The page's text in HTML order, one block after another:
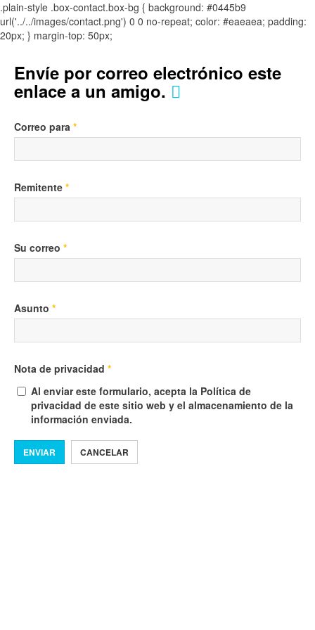
.plain-style .box-contact.box-bg { background: #0445b9
url('../../images/contact.png') 0 0 no-repeat; color: #eaeaea; padding:
20px; } margin-top: 50px;
Envíe por correo electrónico este
enlace a un amigo.
Correo para *
Remitente *
Su correo *
Asunto *
Nota de privacidad *
Al enviar este formulario, acepta la Política de
privacidad de este sitio web y el almacenamiento de la
información enviada.
ENVIAR CANCELAR